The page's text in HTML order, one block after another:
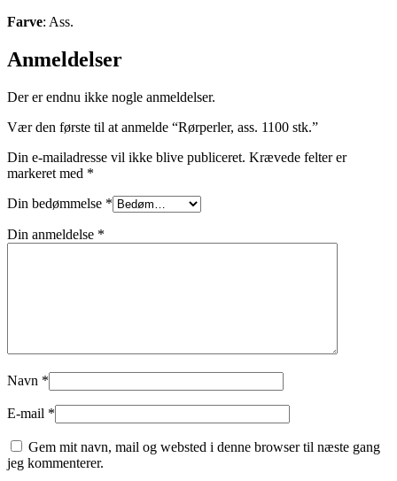
Farve: Ass.
Anmeldelser
Der er endnu ikke nogle anmeldelser.
Vær den første til at anmelde “Rørperler, ass. 1100 stk.”
Din e-mailadresse vil ikke blive publiceret. Krævede felter er
markeret med *
Din bedømmelse *
Din anmeldelse *
Navn *
E-mail *
Gem mit navn, mail og websted i denne browser til næste gang
jeg kommenterer.